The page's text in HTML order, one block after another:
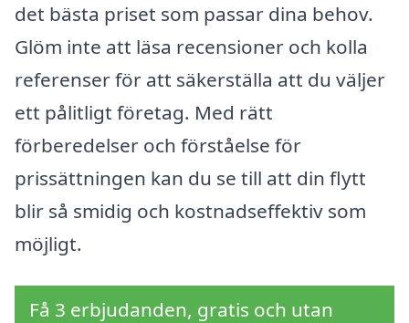
det bästa priset som passar dina behov.
Glöm inte att läsa recensioner och kolla
referenser för att säkerställa att du väljer
ett pålitligt företag. Med rätt
förberedelser och förståelse för
prissättningen kan du se till att din flytt
blir så smidig och kostnadseffektiv som
möjligt.
Få 3 erbjudanden, gratis och utan